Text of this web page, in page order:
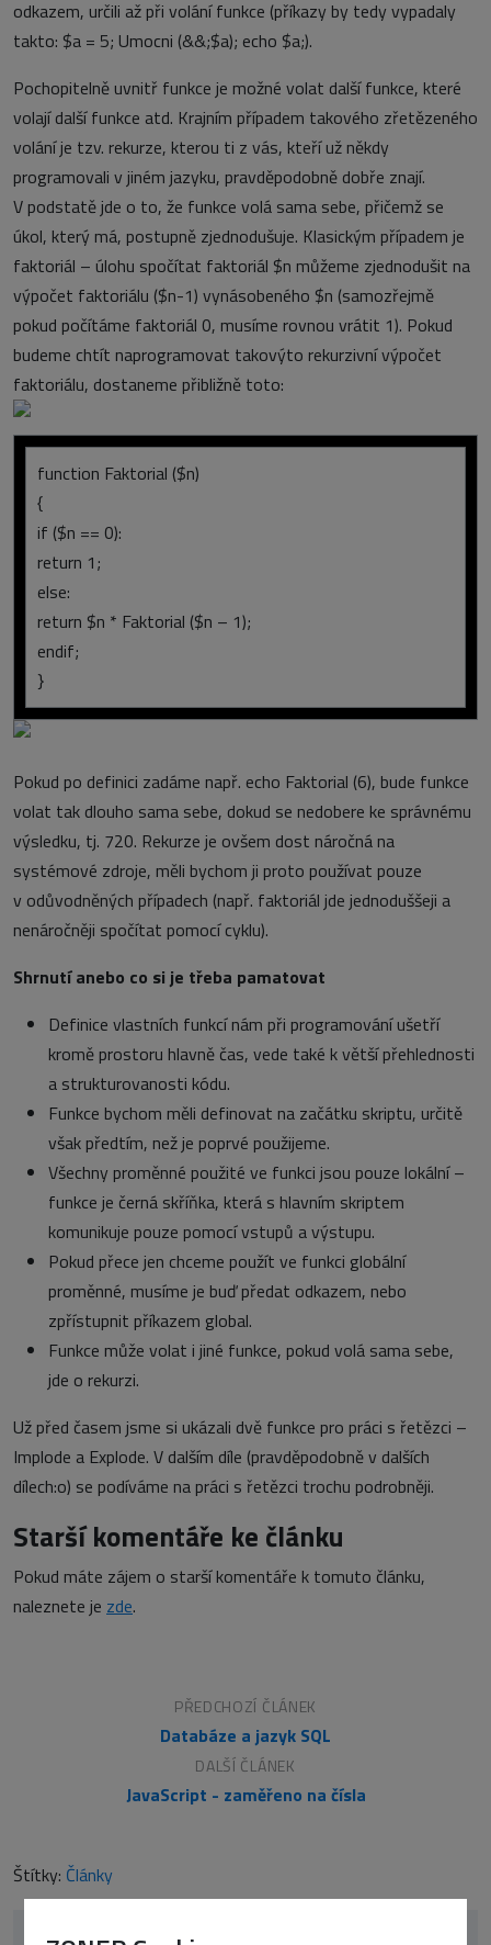
odkazem, určili až při volání funkce (příkazy by tedy vypadaly
takto: $a = 5; Umocni (&&;$a); echo $a;).
Pochopitelně uvnitř funkce je možné volat další funkce, které
volají další funkce atd. Krajním případem takového zřetězeného
volání je tzv. rekurze, kterou ti z vás, kteří už někdy
programovali v jiném jazyku, pravděpodobně dobře znají.
V podstatě jde o to, že funkce volá sama sebe, přičemž se
úkol, který má, postupně zjednodušuje. Klasickým případem je
faktoriál – úlohu spočítat faktoriál $n můžeme zjednodušit na
výpočet faktoriálu ($n-1) vynásobeného $n (samozřejmě
pokud počítáme faktoriál 0, musíme rovnou vrátit 1). Pokud
budeme chtít naprogramovat takovýto rekurzivní výpočet
faktoriálu, dostaneme přibližně toto:
function Faktorial ($n)
{
if ($n == 0):
return 1;
else:
return $n * Faktorial ($n – 1);
endif;
}
Pokud po definici zadáme např. echo Faktorial (6), bude funkce
volat tak dlouho sama sebe, dokud se nedobere ke správnému
výsledku, tj. 720. Rekurze je ovšem dost náročná na
systémové zdroje, měli bychom ji proto používat pouze
v odůvodněných případech (např. faktoriál jde jednoduššeji a
nenáročněji spočítat pomocí cyklu).
Shrnutí anebo co si je třeba pamatovat
Definice vlastních funkcí nám při programování ušetří
kromě prostoru hlavně čas, vede také k větší přehlednosti
a strukturovanosti kódu.
Funkce bychom měli definovat na začátku skriptu, určitě
však předtím, než je poprvé použijeme.
Všechny proměnné použité ve funkci jsou pouze lokální –
funkce je černá skříňka, která s hlavním skriptem
komunikuje pouze pomocí vstupů a výstupu.
Pokud přece jen chceme použít ve funkci globální
proměnné, musíme je buď předat odkazem, nebo
zpřístupnit příkazem global.
Funkce může volat i jiné funkce, pokud volá sama sebe,
jde o rekurzi.
Už před časem jsme si ukázali dvě funkce pro práci s řetězci –
Implode a Explode. V dalším díle (pravděpodobně v dalších
dílech:o) se podíváme na práci s řetězci trochu podrobněji.
Starší komentáře ke článku
Pokud máte zájem o starší komentáře k tomuto článku,
naleznete je zde.
PŘEDCHOZÍ ČLÁNEK
Databáze a jazyk SQL
DALŠÍ ČLÁNEK
JavaScript - zaměřeno na čísla
Štítky: Články